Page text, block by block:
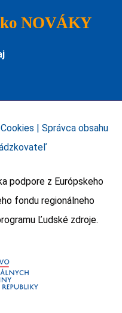
NOVÁKY
Cookies | Správca obsahu
podpore z Európskeho
fondu regionálneho
Ľudské zdroje.